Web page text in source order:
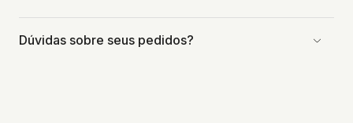
Dúvidas sobre seus pedidos?